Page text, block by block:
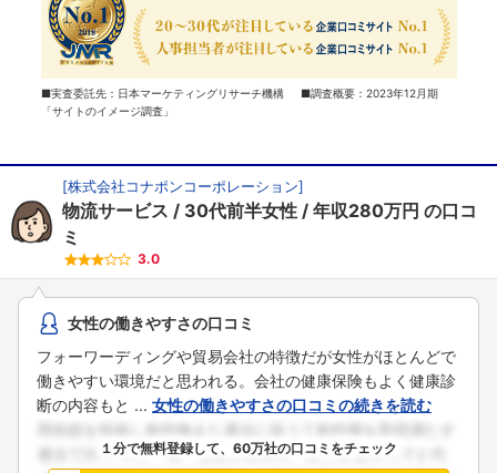
■実査委託先：日本マーケティングリサーチ機構 ■調査概要：2023年12月期
「サイトのイメージ調査」
[株式会社コナポンコーポレーション]
物流サービス 30代前半女性 年収280万円 の口コ
ミ
3.0
女性の働きやすさの口コミ
フォーワーディングや貿易会社の特徴だが女性がほとんどで
働きやすい環境だと思われる。会社の健康保険もよく健康診
断の内容もと ... 女性の働きやすさの口コミの続きを読む
１分で無料登録して、60万社の口コミをチェック